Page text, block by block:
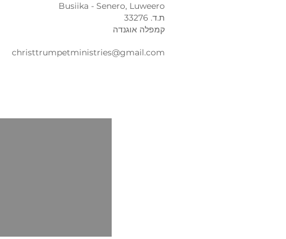
Busiika - Senero, Luweero
ת.ד. 33276
קמפלה אוגנדה
christtrumpetministries@gmail.com